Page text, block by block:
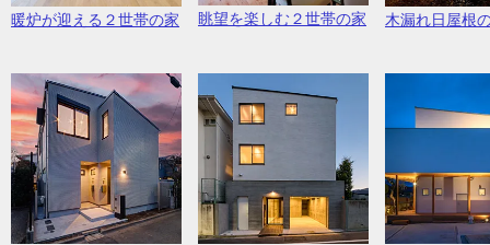
暖炉が迎える２世帯の家 眺望を楽しむ２世帯の家 木漏れ日屋根